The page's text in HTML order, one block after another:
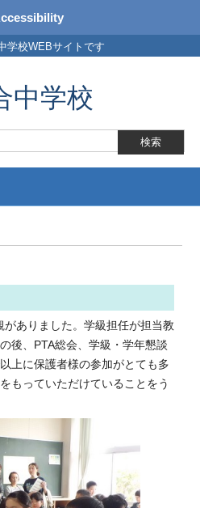
学校WEBサイトです
中学校
ありました。学級担任が担当教
後、PTA総会、学級・学年懇談
上に保護者様の参加がとても多
もっていただけていることをう